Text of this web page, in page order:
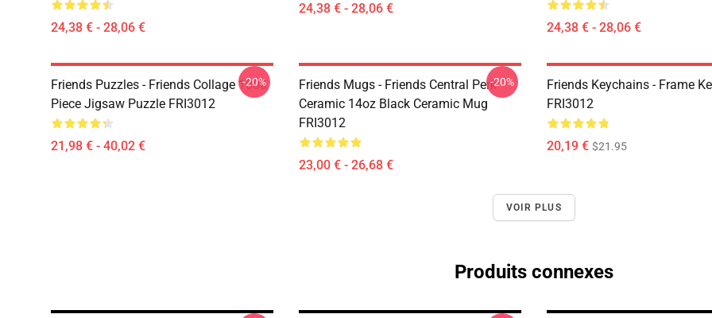
24,38 € - 28,06 €
24,38 € - 28,06 €
24,38 € - 28,06 €
Friends Puzzles - Friends Collage 1000
Piece Jigsaw Puzzle FRI3012
21,98 € - 40,02 €
-20%
Friends Mugs - Friends Central Perk
Ceramic 14oz Black Ceramic Mug
FRI3012
23,00 € - 26,68 €
-20%
Friends Keychains - Frame
FRI3012
20,19 € $21.95
VOIR PLUS
Produits connexes